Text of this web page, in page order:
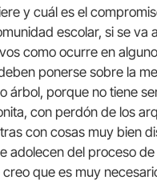
y cuál es el
escolar, si se va
como ocurre en
ponerse sobre la
árbol, porque no tiene
con perdón de los
con cosas muy bien
adolecen del proceso
que es muy